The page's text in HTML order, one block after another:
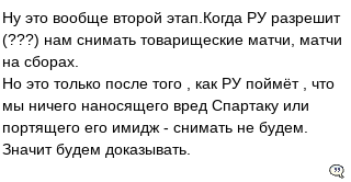
Ну это вообще второй этап.Когда РУ разрешит
(???) нам снимать товарищеские матчи, матчи
на сборах.
Но это только после того , как РУ поймёт , что
мы ничего наносящего вред Спартаку или
портящего его имидж - снимать не будем.
Значит будем доказывать.